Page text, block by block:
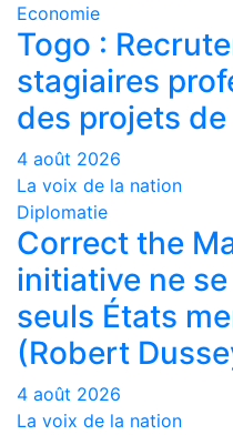
Economie
Togo :
stagiaires
des projets de
4 août 2026
La voix de la nation
Diplomatie
Correct the
initiative ne
seuls États
(Robert
4 août 2026
La voix de la nation